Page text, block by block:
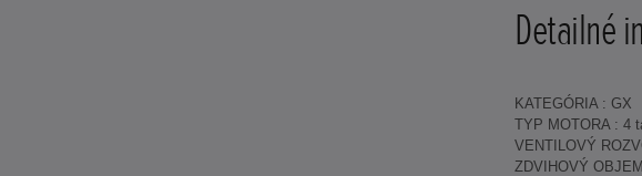
Detailné
KATEGÓRIA : GX
TYP MOTORA : 4
VENTILOVÝ
ZDVIHOVÝ